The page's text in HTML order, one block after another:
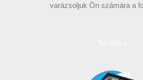
varázsoljuk Ön számára a